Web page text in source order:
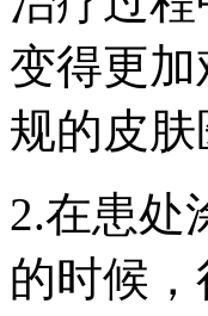
变得更
规的皮
2.在患处
的时候